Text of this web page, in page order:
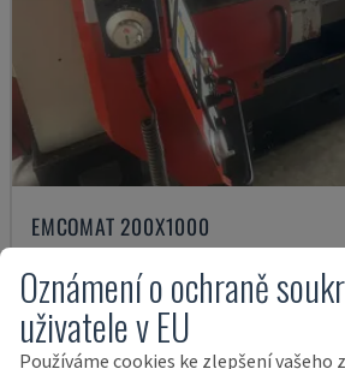
EMCOMAT 200X1000
NĚMECKO 2001
Oznámení o ochraně
uživatele v EU
Používáme cookies ke zlepšení vašeho